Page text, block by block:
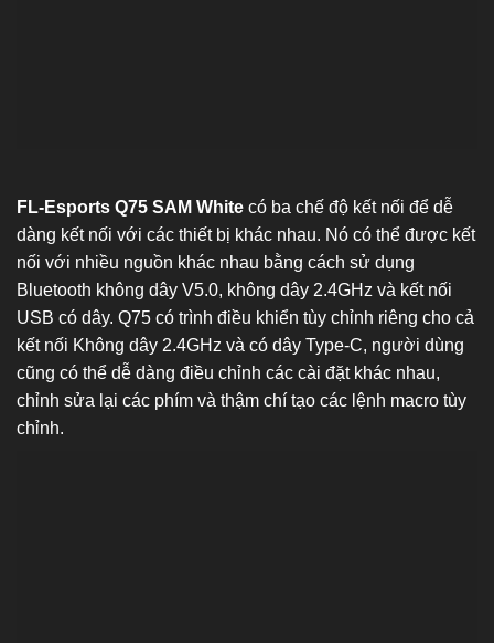
FL-Esports Q75 SAM White có ba chế độ kết nối để dễ
dàng kết nối với các thiết bị khác nhau. Nó có thể được kết
nối với nhiều nguồn khác nhau bằng cách sử dụng
Bluetooth không dây V5.0, không dây 2.4GHz và kết nối
USB có dây. Q75 có trình điều khiển tùy chỉnh riêng cho cả
kết nối Không dây 2.4GHz và có dây Type-C, người dùng
cũng có thể dễ dàng điều chỉnh các cài đặt khác nhau,
chỉnh sửa lại các phím và thậm chí tạo các lệnh macro tùy
chỉnh.